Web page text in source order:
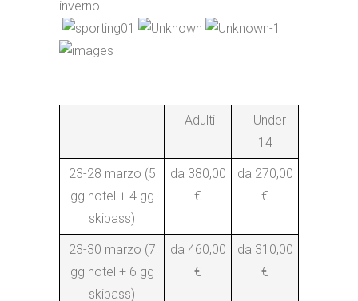
Adulti
Under
14
23-28 marzo (5
gg hotel + 4 gg
skipass)
da 380,00
€
da 270,00
€
23-30 marzo (7
gg hotel + 6 gg
skipass)
da 460,00
€
da 310,00
€